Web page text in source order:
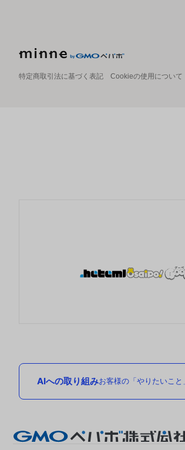
特定商取引法に基づく表記 Cookieの使用について
AIへの取り組みお客様の「やりたいこ